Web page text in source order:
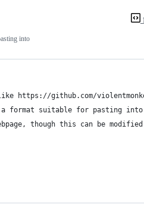
into
github.com/
suitable for pasting into
though this can be modified